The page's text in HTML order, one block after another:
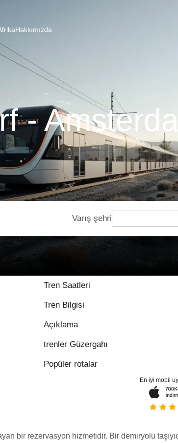
Hakkımızda
-
Varış şehri
Tren Saatleri
Tren Bilgisi
Açıklama
trenler Güzergahı
Popüler rotalar
En iyi mobil
bir rezervasyon hizmetidir. Bir demiryolu